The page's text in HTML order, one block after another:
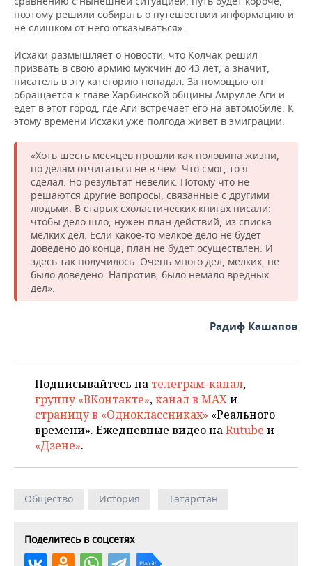
поэтому решили собирать о путешествии информацию и
не слишком от него отказываться».
Исхаки размышляет о новости, что Колчак решил
призвать в свою армию мужчин до 43 лет, а значит,
писатель в эту категорию попадал. За помощью он
обращается к главе Харбинской общины Амрулле Аги и
едет в этот город, где Аги встречает его на автомобиле. К
этому времени Исхаки уже полгода живет в эмиграции.
«Хоть шесть месяцев прошли как половина жизни,
по делам отчитаться не в чем. Что смог, то я
сделал. Но результат невелик. Потому что не
решаются другие вопросы, связанные с другими
людьми. В старых схоластических книгах писали:
чтобы дело шло, нужен план действий, из списка
мелких дел. Если какое-то мелкое дело не будет
доведено до конца, план не будет осуществлен. И
здесь так получилось. Очень много дел, мелких, не
было доведено. Напротив, было немало вредных
дел».
Радиф Кашапов
Подписывайтесь на телеграм-канал,
группу «ВКонтакте»,канал в MAXи
страницу в «Одноклассниках» «Реального
времени». Ежедневные видео наRutube и
«Дзене».
Общество История Татарстан
Поделитесь в соцсетях